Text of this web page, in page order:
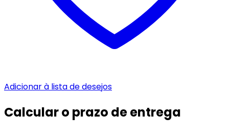
Adicionar à lista de desejos
Calcular o prazo de entrega